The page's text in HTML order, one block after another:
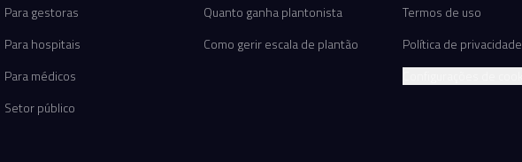
Para gestoras
Para hospitais
Para médicos
Setor público
Quanto ganha plantonista
Como gerir escala de plantão
Termos de uso
Política de privacidade